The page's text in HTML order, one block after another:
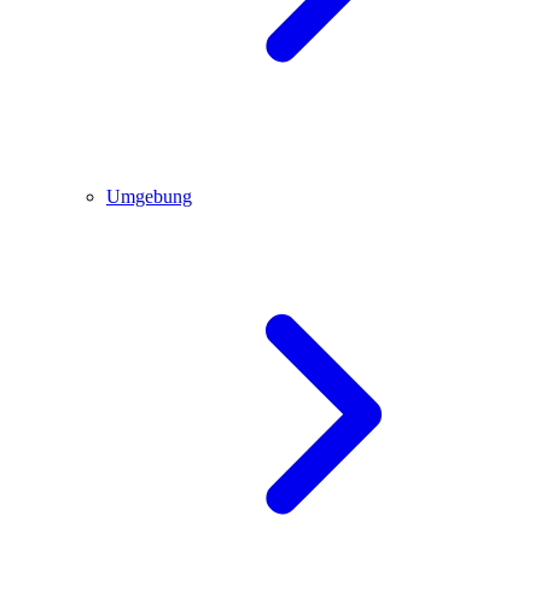
Umgebung